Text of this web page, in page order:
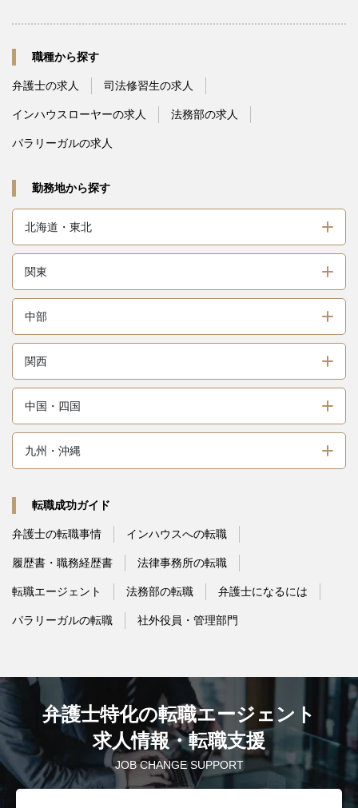
職種から探す
弁護士の求人 司法修習生の求人
インハウスローヤーの求人 法務部の求人
パラリーガルの求人
勤務地から探す
北海道・東北
関東
中部
関西
中国・四国
九州・沖縄
転職成功ガイド
弁護士の転職事情 インハウスへの転職
履歴書・職務経歴書 法律事務所の転職
転職エージェント 法務部の転職 弁護士になるには
パラリーガルの転職 社外役員・管理部門
JOB CHANGE SUPPORT
弁護士特化の転職エージェント
求人情報・転職支援